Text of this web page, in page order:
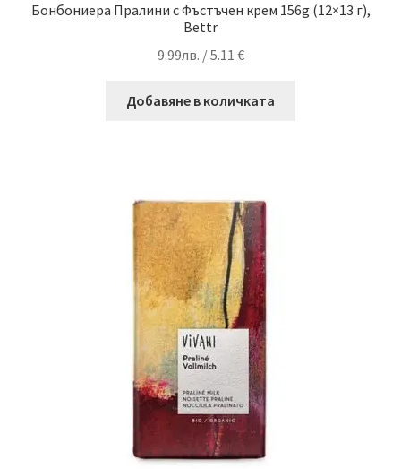
Бонбониера Пралини с Фъстъчен крем 156g (12×13 г),
Bettr
9.99лв. / 5.11 €
Добавяне в количката